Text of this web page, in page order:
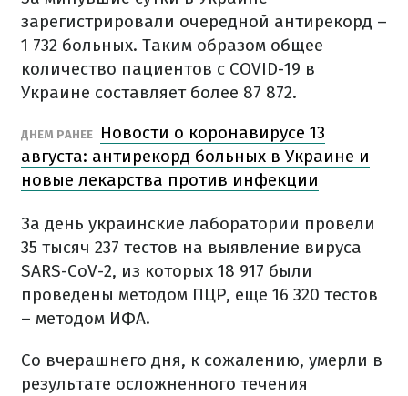
зарегистрировали очередной антирекорд –
1 732 больных. Таким образом общее
количество пациентов с COVID-19 в
Украине составляет более 87 872.
ДНЕМ РАНЕЕ
Новости о коронавирусе 13
августа: антирекорд больных в Украине и
новые лекарства против инфекции
За день украинские лаборатории провели
35 тысяч 237 тестов на выявление вируса
SARS-CoV-2, из которых 18 917 были
проведены методом ПЦР, еще 16 320 тестов
– методом ИФА.
Со вчерашнего дня, к сожалению, умерли в
результате осложненного течения